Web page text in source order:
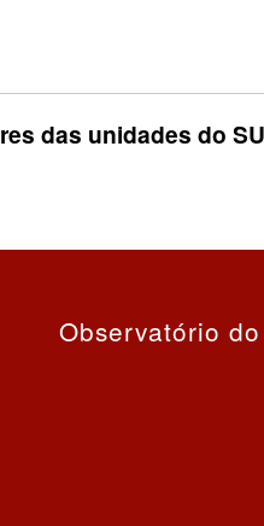
das unidades do
Observatório